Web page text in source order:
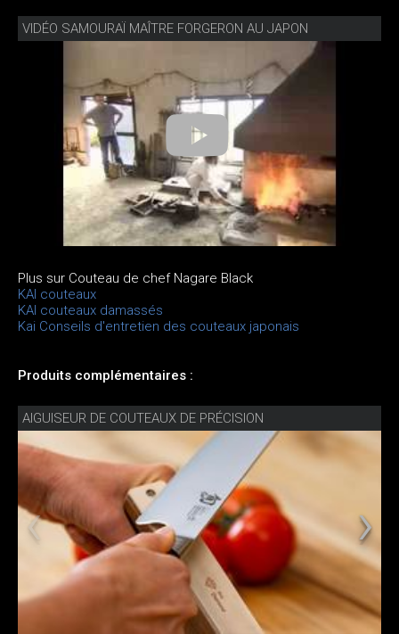
VIDÉO SAMOURAÏ MAÎTRE FORGERON AU JAPON
Plus sur Couteau de chef Nagare Black
KAI couteaux
KAI couteaux damassés
Kai Conseils d'entretien des couteaux japonais
Produits complémentaires :
AIGUISEUR DE COUTEAUX DE PRÉCISION